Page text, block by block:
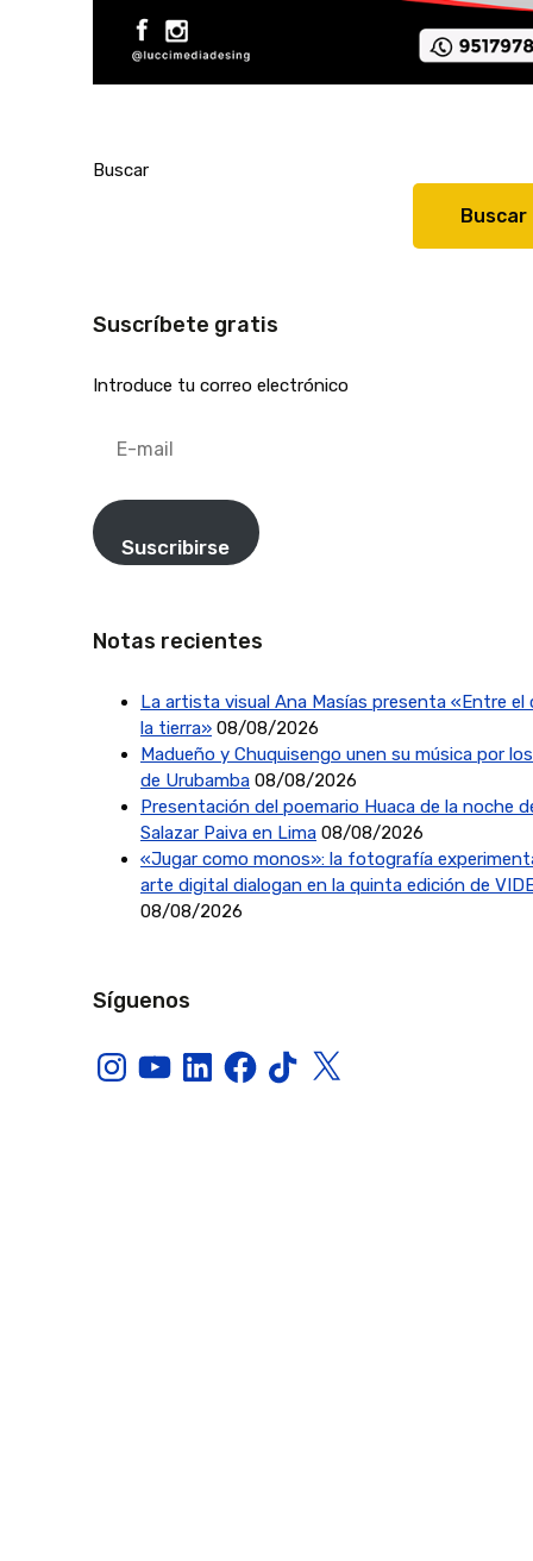
Buscar
Buscar
Suscríbete gratis
Introduce tu correo electrónico
mail
Suscribirse
Notas recientes
La artista visual Ana Masías presenta «Entre el
la tierra» 08/08/2026
Madueño y Chuquisengo unen su música por
de Urubamba 08/08/2026
Presentación del poemario Huaca de la noche
Salazar Paiva en Lima 08/08/2026
«Jugar como monos»: la fotografía
arte digital dialogan en la quinta edición de
08/08/2026
Síguenos
InstagramYouTubeLinkedInFacebook
TikTokX